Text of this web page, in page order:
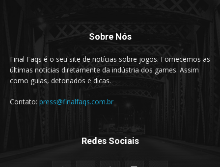
Sobre Nós
Final Faqs é o seu site de notícias sobre jogos. Fornecemos as
últimas notícias diretamente da indústria dos games. Assim
como guias, detonados e dicas.
Contato: press@finalfaqs.com.br
Redes Sociais